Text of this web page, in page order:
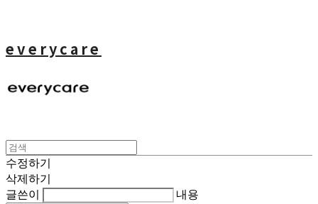
everycare
수정하기
삭제하기
글쓴이
내용